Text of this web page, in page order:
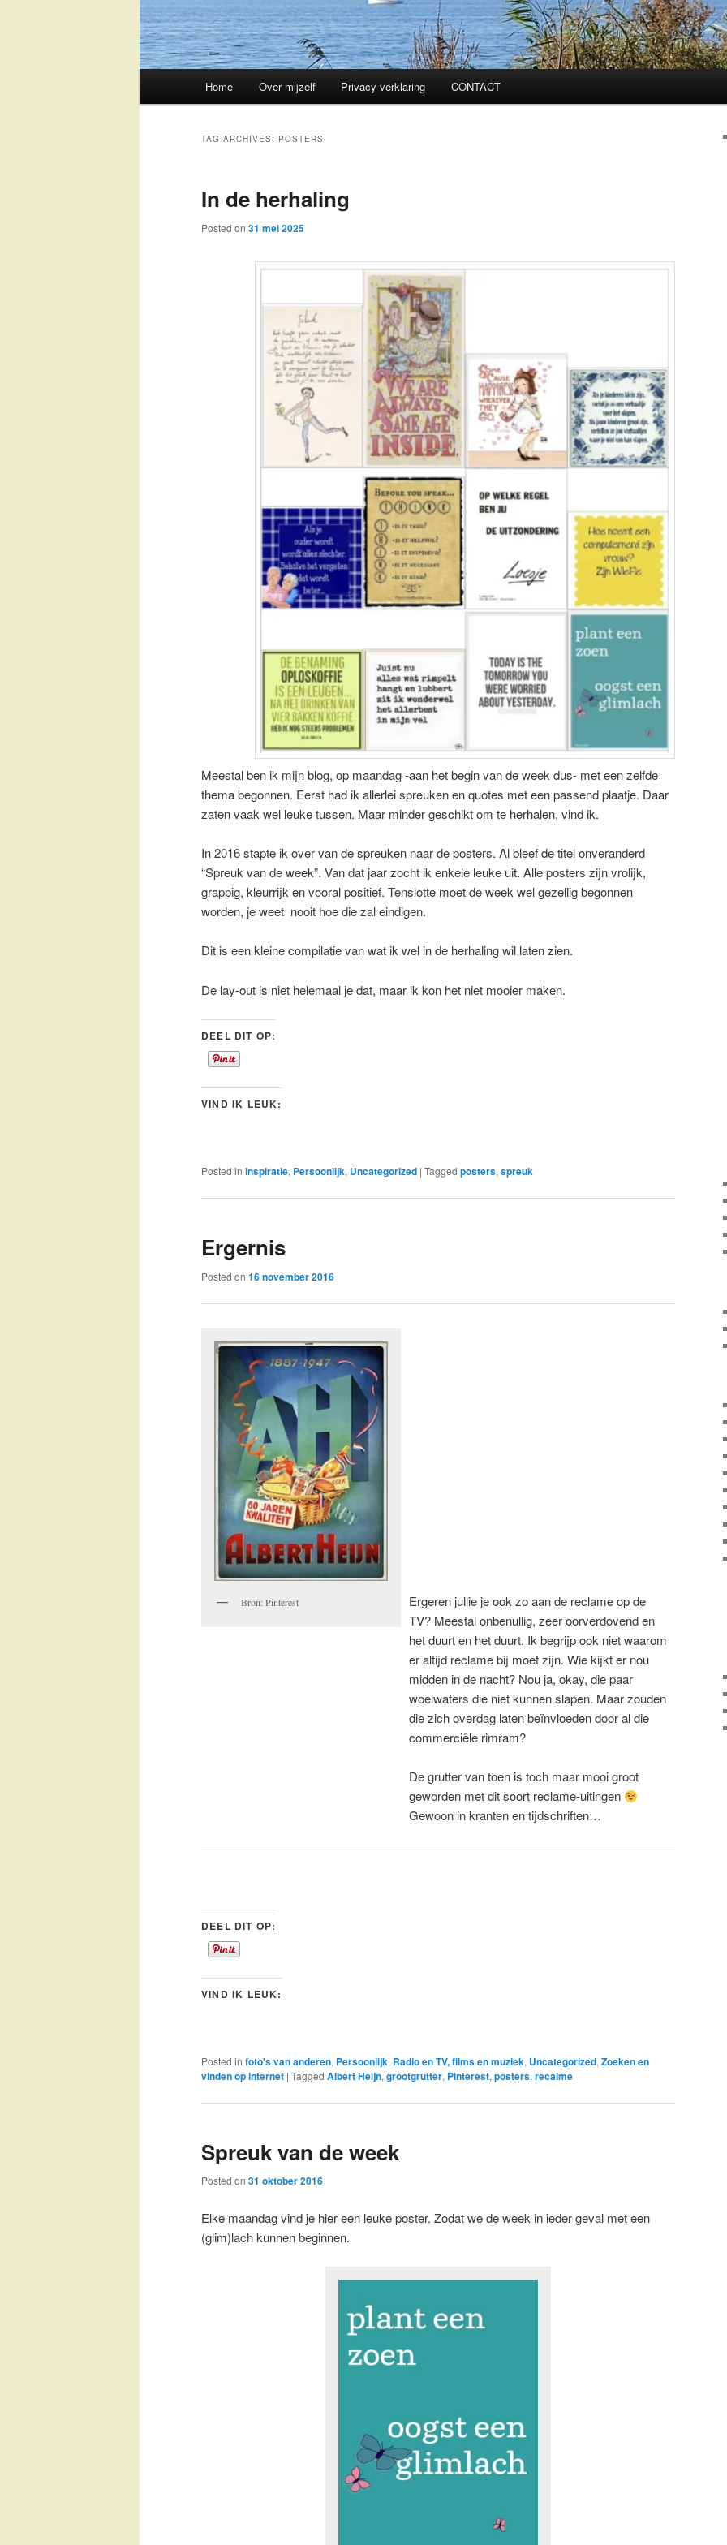
Skip
content
Skip
content
Home Over mijzelf Privacy verklaring CONTACT
TAG ARCHIVES: POSTERS
In de herhaling
Posted on 31 mei 2025
Meestal ben ik mijn blog, op maandag -aan het begin van de week dus- met een zelfde
thema begonnen. Eerst had ik allerlei spreuken en quotes met een passend plaatje. Daar
zaten vaak wel leuke tussen. Maar minder geschikt om te herhalen, vind ik.
In 2016 stapte ik over van de spreuken naar de posters. Al bleef de titel onveranderd
“Spreuk van de week”. Van dat jaar zocht ik enkele leuke uit. Alle posters zijn vrolijk,
grappig, kleurrijk en vooral positief. Tenslotte moet de week wel gezellig begonnen
worden, je weet nooit hoe die zal eindigen.
Dit is een kleine compilatie van wat ik wel in de herhaling wil laten zien.
De lay-out is niet helemaal je dat, maar ik kon het niet mooier maken.
DEEL DIT OP:
VIND IK LEUK:
Posted in inspiratie, Persoonlijk, Uncategorized | Tagged posters, spreuk
Ergernis
Posted on 16 november 2016
Bron: Pinterest
Ergeren jullie je ook zo aan de reclame op de
TV? Meestal onbenullig, zeer oorverdovend en
het duurt en het duurt. Ik begrijp ook niet waarom
er altijd reclame bij moet zijn. Wie kijkt er nou
midden in de nacht? Nou ja, okay, die paar
woelwaters die niet kunnen slapen. Maar zouden
die zich overdag laten beïnvloeden door al die
commerciële rimram?
De grutter van toen is toch maar mooi groot
geworden met dit soort reclame-uitingen
Gewoon in kranten en tijdschriften…
DEEL DIT OP:
VIND IK LEUK:
Posted in foto's van anderen, Persoonlijk, Radio en TV, films en muziek, Uncategorized, Zoeken en
vinden op internet | Tagged Albert Heijn, grootgrutter, Pinterest, posters, recalme
Spreuk van de week
Posted on 31 oktober 2016
Elke maandag vind je hier een leuke poster. Zodat we de week in ieder geval met een
(glim)lach kunnen beginnen.